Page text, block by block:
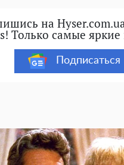
на
Только самые яркие
Подписаться